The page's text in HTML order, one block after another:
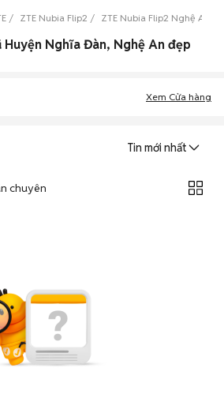
ZTE Nubia Flip2 ZTE Nubia Flip2 Nghệ An
Nghĩa Đàn, Nghệ An đẹp
Xem Cửa hàng
Tin mới nhất
chuyên